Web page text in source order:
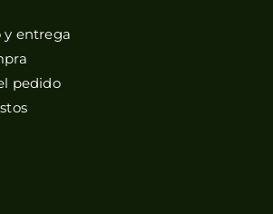
y entrega
pedido